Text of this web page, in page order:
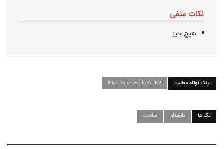
نکات منفی
هیچ چیز
لینک کوتاه مطلب: https://tritanews.ir/?p=472
تگ ها تابستان سلامت